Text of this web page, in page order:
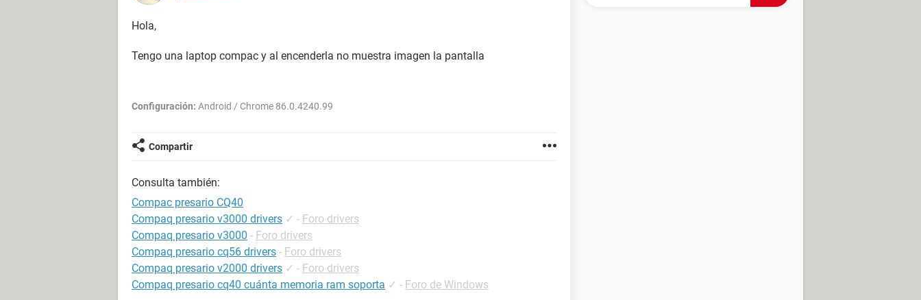
Hola,
Tengo una laptop compac y al encenderla no muestra imagen la pantalla
Configuración: Android / Chrome 86.0.4240.99
Compartir
Consulta también:
Compac presario CQ40
Compaq presario v3000 drivers ✓ - Foro drivers
Compaq presario v3000 - Foro drivers
Compaq presario cq56 drivers - Foro drivers
Compaq presario v2000 drivers ✓ - Foro drivers
Compaq presario cq40 cuánta memoria ram soporta ✓ - Foro de Windows